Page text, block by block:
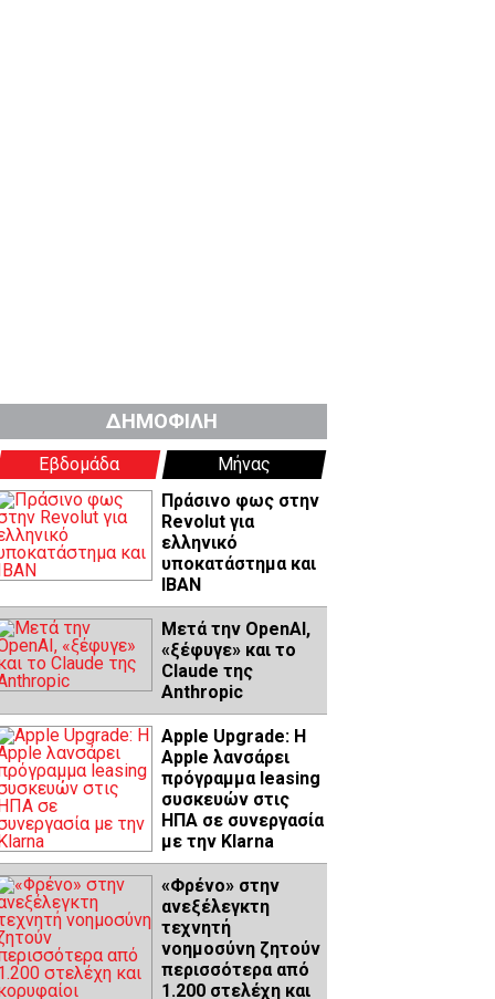
ΔΗΜΟΦΙΛΗ
Εβδομάδα
Μήνας
Πράσινο φως στην
Revolut για
ελληνικό
υποκατάστημα και
IBAN
Μετά την OpenAI,
«ξέφυγε» και το
Claude της
Anthropic
Apple Upgrade: Η
Apple λανσάρει
πρόγραμμα leasing
συσκευών στις
ΗΠΑ σε συνεργασία
με την Klarna
«Φρένο» στην
ανεξέλεγκτη
τεχνητή
νοημοσύνη ζητούν
περισσότερα από
1.200 στελέχη και